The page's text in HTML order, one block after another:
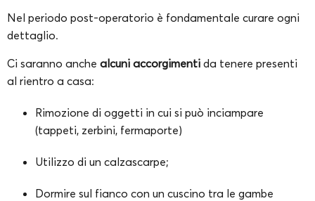
Nel periodo post-operatorio è fondamentale curare ogni
dettaglio.
Ci saranno anche alcuni accorgimenti da tenere presenti
al rientro a casa:
Rimozione di oggetti in cui si può inciampare
(tappeti, zerbini, fermaporte)
Utilizzo di un calzascarpe;
Dormire sul fianco con un cuscino tra le gambe